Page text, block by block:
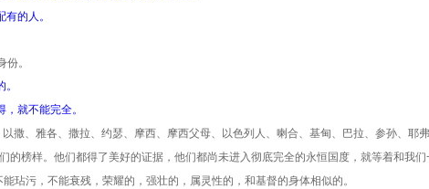
的人。
。
就不能完全。
撒、雅各、撒拉、约瑟、摩西、摩西父母、以色列人、喇合、基甸、巴拉、参孙、耶
的榜样。他们都得了美好的证据，他们都尚未进入彻底完全的永恒国度，就等着和我
玷污，不能衰残，荣耀的，强壮的，属灵性的，和基督的身体相似的。